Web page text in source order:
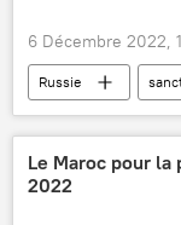
6 Décembre 2022,
Russie
Union européenne
exportations
Le Maroc pour
2022